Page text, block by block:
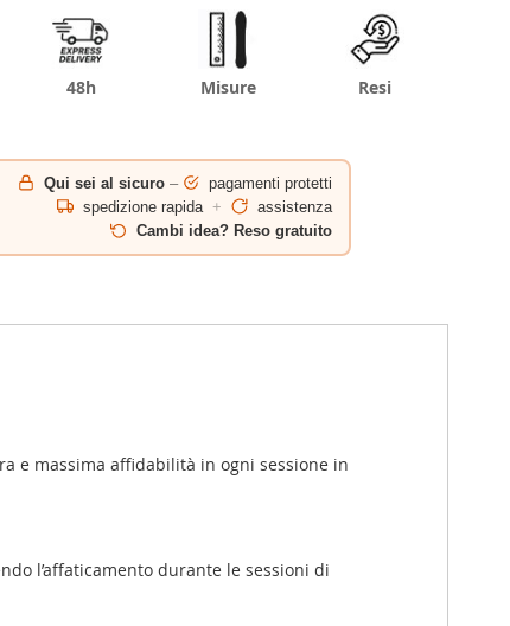
48h Misure Resi
Qui sei al sicuro –
pagamenti protetti
spedizione rapida +
assistenza
Cambi idea? Reso gratuito
e massima affidabilità in ogni sessione in
l’affaticamento durante le sessioni di